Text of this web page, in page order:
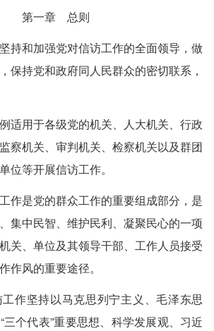
第一章 总则
和加强党对信访工作的全面领导，做
保持党和政府同人民群众的密切联系，
用于各级党的机关、人大机关、行政
察机关、审判机关、检察机关以及群团
位等开展信访工作。
是党的群众工作的重要组成部分，是
集中民智、维护民利、凝聚民心的一项
关、单位及其领导干部、工作人员接受
作风的重要途径。
坚持以马克思列宁主义、毛泽东思
个代表”重要思想、科学发展观、习近